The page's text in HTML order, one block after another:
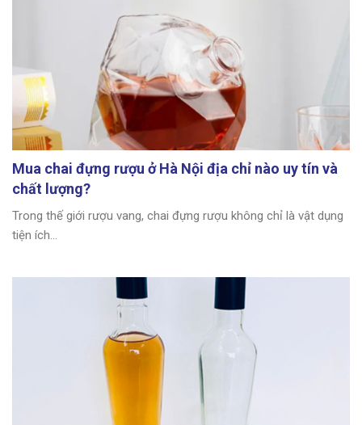
Mua chai đựng rượu ở Hà Nội địa chỉ nào uy tín và
chất lượng?
Trong thế giới rượu vang, chai đựng rượu không chỉ là vật dụng
tiện ích...